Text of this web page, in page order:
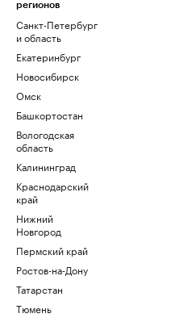
регионов
Санкт-Петербург
и область
Екатеринбург
Новосибирск
Омск
Башкортостан
Вологодская
область
Калининград
Краснодарский
край
Нижний
Новгород
Пермский край
Ростов-на-Дону
Татарстан
Тюмень